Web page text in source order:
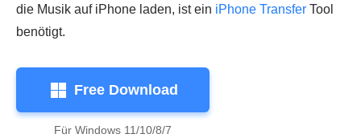
die Musik auf iPhone laden, ist ein iPhone Transfer Tool
benötigt.
Free Download
Für Windows 11/10/8/7